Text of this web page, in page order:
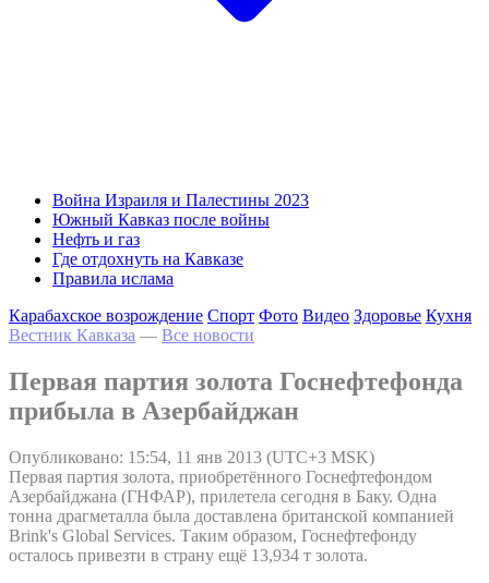
Война Израиля и Палестины 2023
Южный Кавказ после войны
Нефть и газ
Где отдохнуть на Кавказе
Правила ислама
Карабахское возрождение Спорт Фото Видео Здоровье Кухня
Вестник Кавказа — Все новости
Первая партия золота Госнефтефонда
прибыла в Азербайджан
Опубликовано: 15:54, 11 янв 2013 (UTC+3 MSK)
Первая партия золота, приобретённого Госнефтефондом
Азербайджана (ГНФАР), прилетела сегодня в Баку. Одна
тонна драгметалла была доставлена британской компанией
Brink's Global Services. Таким образом, Госнефтефонду
осталось привезти в страну ещё 13,934 т золота.